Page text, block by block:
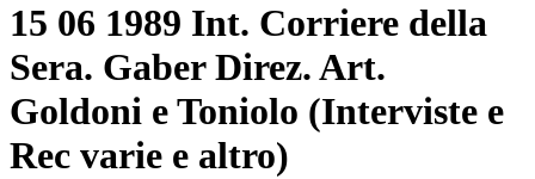
15 06 1989 Int. Corriere della
Sera. Gaber Direz. Art.
Goldoni e Toniolo (Interviste e
Rec varie e altro)